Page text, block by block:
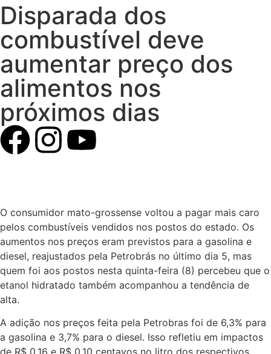
Disparada dos
combustível deve
aumentar preço dos
alimentos nos
próximos dias
O consumidor mato-grossense voltou a pagar mais caro
pelos combustíveis vendidos nos postos do estado. Os
aumentos nos preços eram previstos para a gasolina e
diesel, reajustados pela Petrobrás no último dia 5, mas
quem foi aos postos nesta quinta-feira (8) percebeu que o
etanol hidratado também acompanhou a tendência de
alta.
A adição nos preços feita pela Petrobras foi de 6,3% para
a gasolina e 3,7% para o diesel. Isso refletiu em impactos